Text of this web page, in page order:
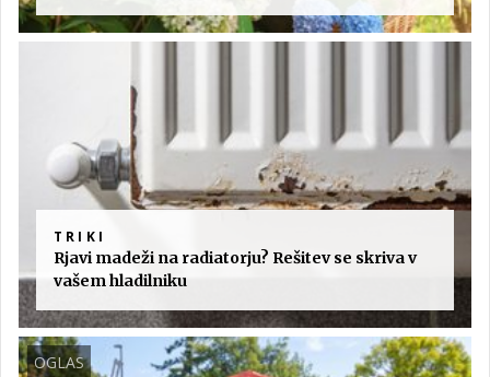
TRIKI
Rjavi madeži na radiatorju? Rešitev se skriva v
vašem hladilniku
OGLAS